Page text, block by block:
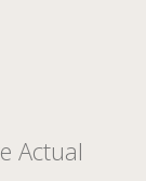
Actual